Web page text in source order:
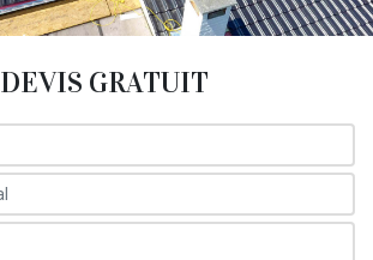
DEVIS GRATUIT